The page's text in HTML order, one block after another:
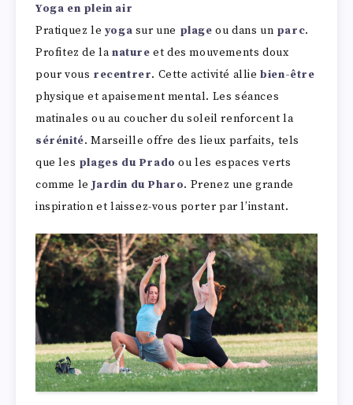
Yoga en plein air
Pratiquez le yoga sur une plage ou dans un parc.
Profitez de lanature et des mouvements doux
pour vous recentrer. Cette activité alliebien-être
physique et apaisement mental. Les séances
matinales ou au coucher du soleil renforcent la
sérénité. Marseille offre des lieux parfaits, tels
que les plages du Prado ou les espaces verts
comme leJardin du Pharo. Prenez une grande
inspiration et laissez-vous porter par l’instant.